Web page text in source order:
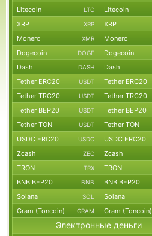
Litecoin LTC Litecoin
XRP XRP XRP
Monero XMR Monero
Dogecoin DOGE Dogecoin
Dash DASH Dash
Tether ERC20 USDT Tether ERC20
Tether TRC20 USDT Tether TRC20
Tether BEP20 USDT Tether BEP20
Tether TON USDT Tether TON
USDC ERC20 USDC USDC ERC20
Zcash ZEC Zcash
TRON TRX TRON
BNB BEP20 BNB BNB BEP20
Solana SOL Solana
Gram (Toncoin) GRAM Gram (Toncoin)
Электронные деньги